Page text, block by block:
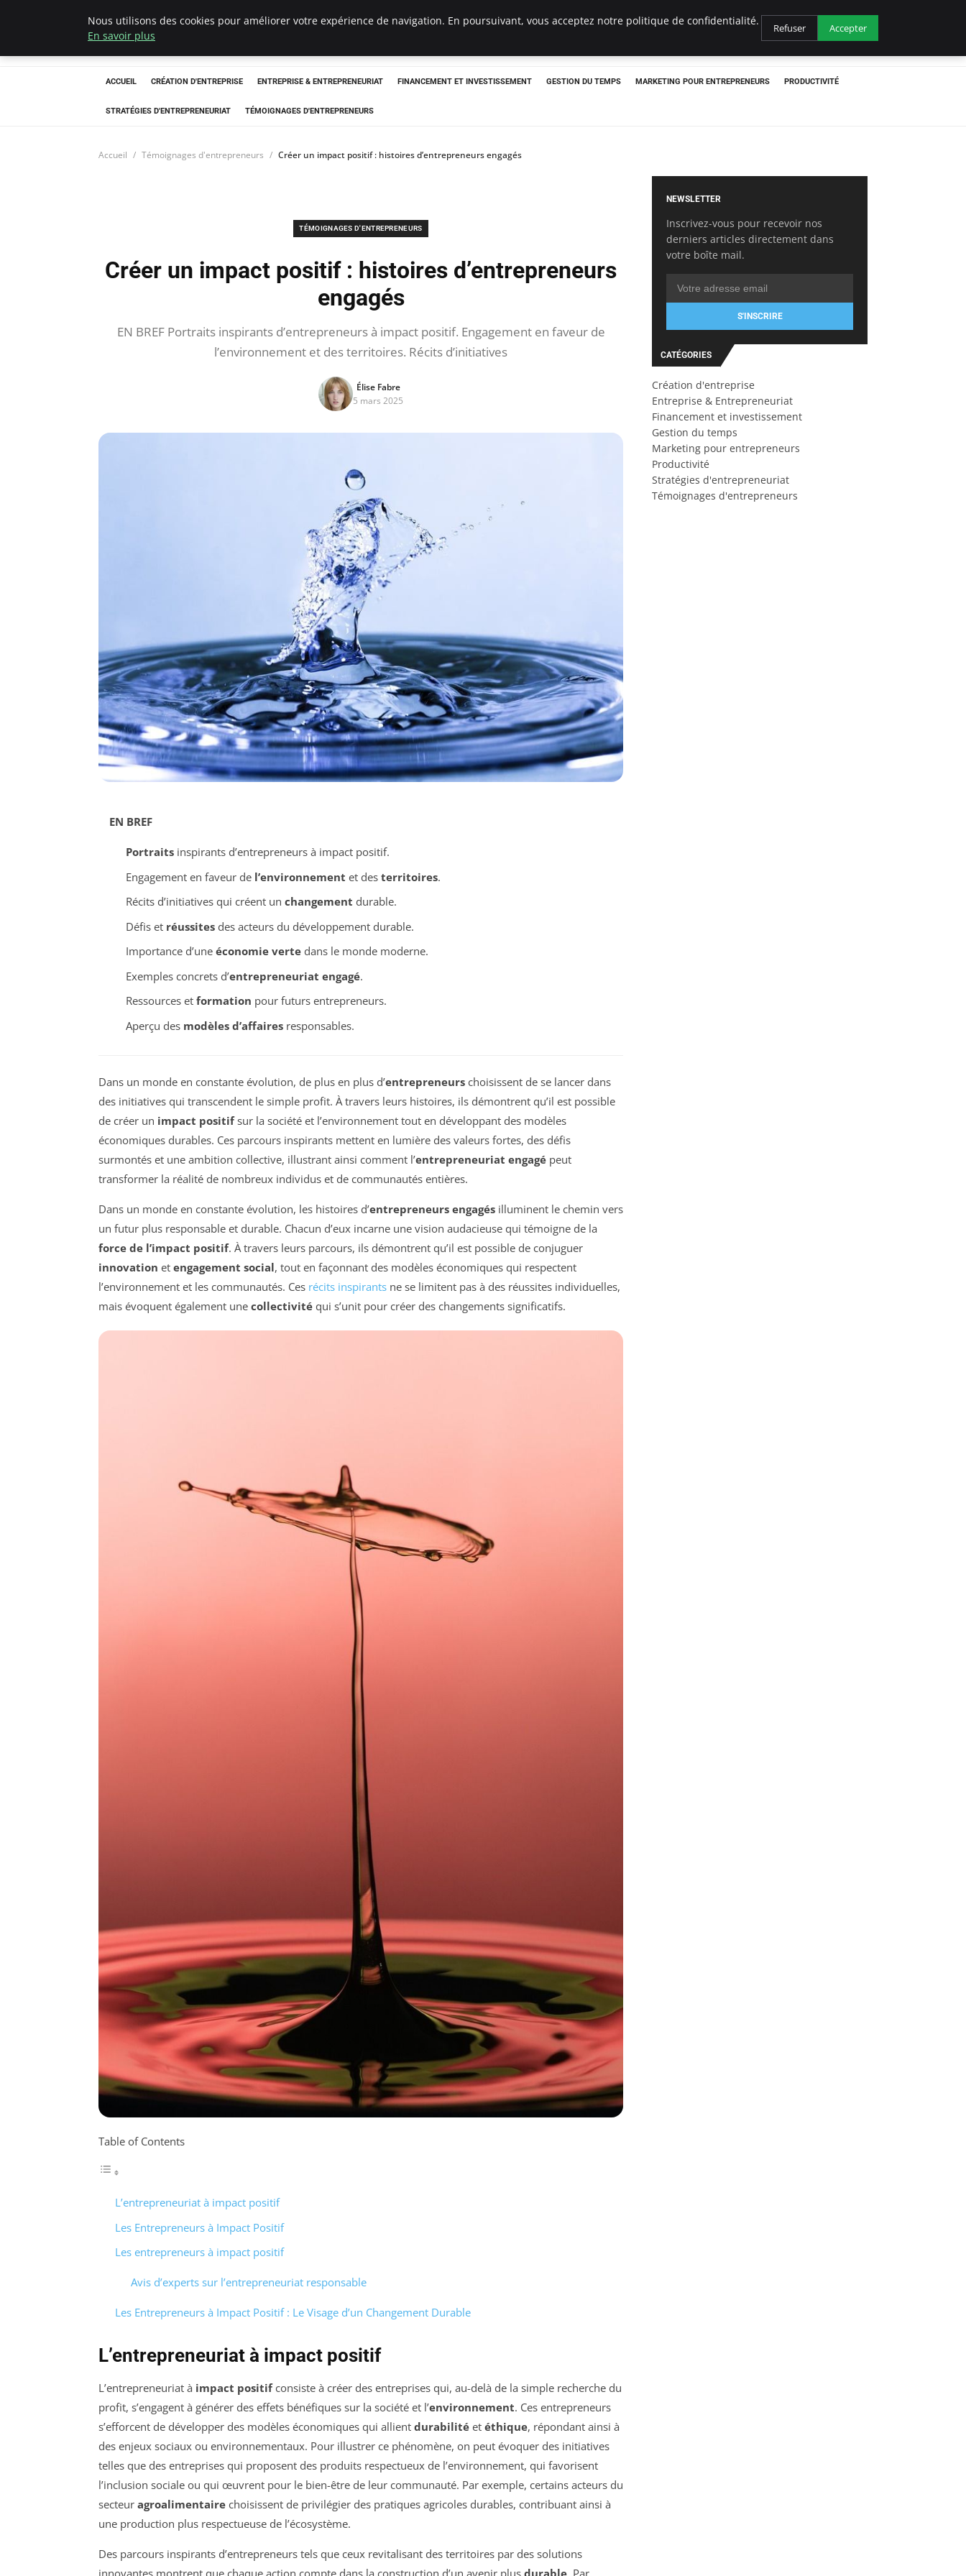
LECFCM
ACCUEIL CRÉATION D'ENTREPRISE ENTREPRISE & ENTREPRENEURIAT FINANCEMENT ET INVESTISSEMENT GESTION DU TEMPS MARKETING POUR ENTREPRENEURS PRODUCTIVITÉ
STRATÉGIES D'ENTREPRENEURIAT TÉMOIGNAGES D'ENTREPRENEURS
Accueil Témoignages d'entrepreneurs Créer un impact positif : histoires d’entrepreneurs engagés
TÉMOIGNAGES D'ENTREPRENEURS
Créer un impact positif : histoires d’entrepreneurs
engagés
EN BREF Portraits inspirants d’entrepreneurs à impact positif. Engagement en faveur de
l’environnement et des territoires. Récits d’initiatives
Élise Fabre
5 mars 2025
EN BREF
Portraitsinspirants d’entrepreneurs à impact positif.
Engagement en faveur de l’environnement et des territoires.
Récits d’initiatives qui créent un changement durable.
Défis et réussitesdes acteurs du développement durable.
Importance d’une économie vertedans le monde moderne.
Exemples concrets d’entrepreneuriat engagé.
Ressources et formation pour futurs entrepreneurs.
Aperçu des modèles d’affairesresponsables.
Dans un monde en constante évolution, de plus en plus d’entrepreneurs choisissent de se lancer dans
des initiatives qui transcendent le simple profit. À travers leurs histoires, ils démontrent qu’il est possible
de créer un impact positifsur la société et l’environnement tout en développant des modèles
économiques durables. Ces parcours inspirants mettent en lumière des valeurs fortes, des défis
surmontés et une ambition collective, illustrant ainsi comment l’entrepreneuriat engagé peut
transformer la réalité de nombreux individus et de communautés entières.
Dans un monde en constante évolution, les histoires d’entrepreneurs engagés illuminent le chemin vers
un futur plus responsable et durable. Chacun d’eux incarne une vision audacieuse qui témoigne de la
force de l’impact positif. À travers leurs parcours, ils démontrent qu’il est possible de conjuguer
innovation et engagement social, tout en façonnant des modèles économiques qui respectent
l’environnement et les communautés. Ces récits inspirants ne se limitent pas à des réussites individuelles,
mais évoquent également une collectivité qui s’unit pour créer des changements significatifs.
Table of Contents
L’entrepreneuriat à impact positif
Les Entrepreneurs à Impact Positif
Les entrepreneurs à impact positif
Avis d’experts sur l’entrepreneuriat responsable
Les Entrepreneurs à Impact Positif : Le Visage d’un Changement Durable
L’entrepreneuriat à impact positif
L’entrepreneuriat à impact positifconsiste à créer des entreprises qui, au-delà de la simple recherche du
profit, s’engagent à générer des effets bénéfiques sur la société et l’environnement. Ces entrepreneurs
s’efforcent de développer des modèles économiques qui allient durabilité et éthique, répondant ainsi à
des enjeux sociaux ou environnementaux. Pour illustrer ce phénomène, on peut évoquer des initiatives
telles que des entreprises qui proposent des produits respectueux de l’environnement, qui favorisent
l’inclusion sociale ou qui œuvrent pour le bien-être de leur communauté. Par exemple, certains acteurs du
secteur agroalimentaire choisissent de privilégier des pratiques agricoles durables, contribuant ainsi à
une production plus respectueuse de l’écosystème.
Des parcours inspirants d’entrepreneurs tels que ceux revitalisant des territoires par des solutions
NEWSLETTER
Inscrivez-vous pour recevoir nos
derniers articles directement dans
votre boîte mail.
S'INSCRIRE
CATÉGORIES
Création d'entreprise
Entreprise & Entrepreneuriat
Financement et investissement
Gestion du temps
Marketing pour entrepreneurs
Productivité
Stratégies d'entrepreneuriat
Témoignages d'entrepreneurs
Nous utilisons des cookies pour améliorer votre expérience de navigation. En poursuivant, vous acceptez notre politique de confidentialité.
En savoir plus
Refuser Accepter